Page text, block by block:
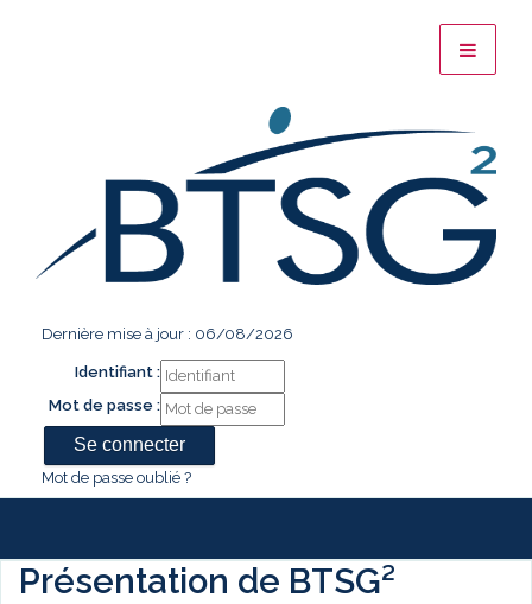
Dernière mise à jour : 06/08/2026
Identifiant :
Mot de passe :
Mot de passe oublié ?
Présentation de BTSG²